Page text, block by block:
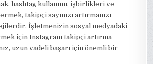
hashtag kullanımı, işbirlikleri ve
takipçi sayınızı artırmanızı
İşletmenizin sosyal medyadaki
için Instagram takipçi artırma
uzun vadeli başarı için önemli bir